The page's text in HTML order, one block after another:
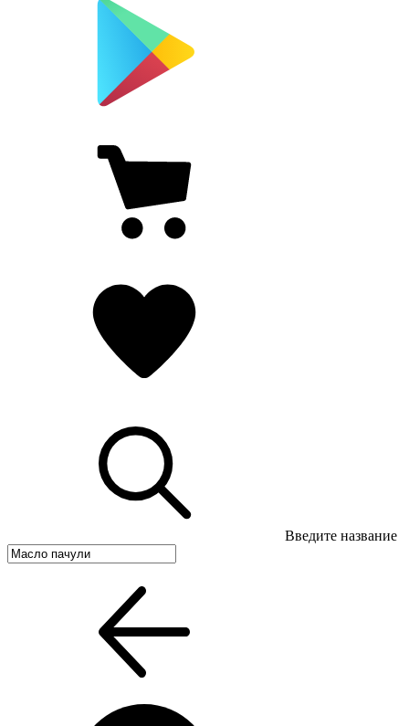
Введите название